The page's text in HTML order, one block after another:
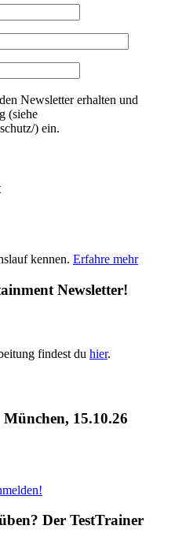
Newsletter erhalten und
(siehe
) ein.
kennen. Erfahre mehr
Newsletter!
findest du hier.
15.10.26
Der TestTrainer